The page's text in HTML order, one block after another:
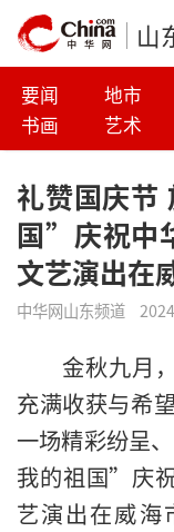
山
要闻 地市
书画
艺术
礼赞国庆节
国”庆祝中
文艺演出在
中华网山东频道
金秋九月
充满收获与希
一场精彩纷呈
我的祖国”庆
艺演出在威海